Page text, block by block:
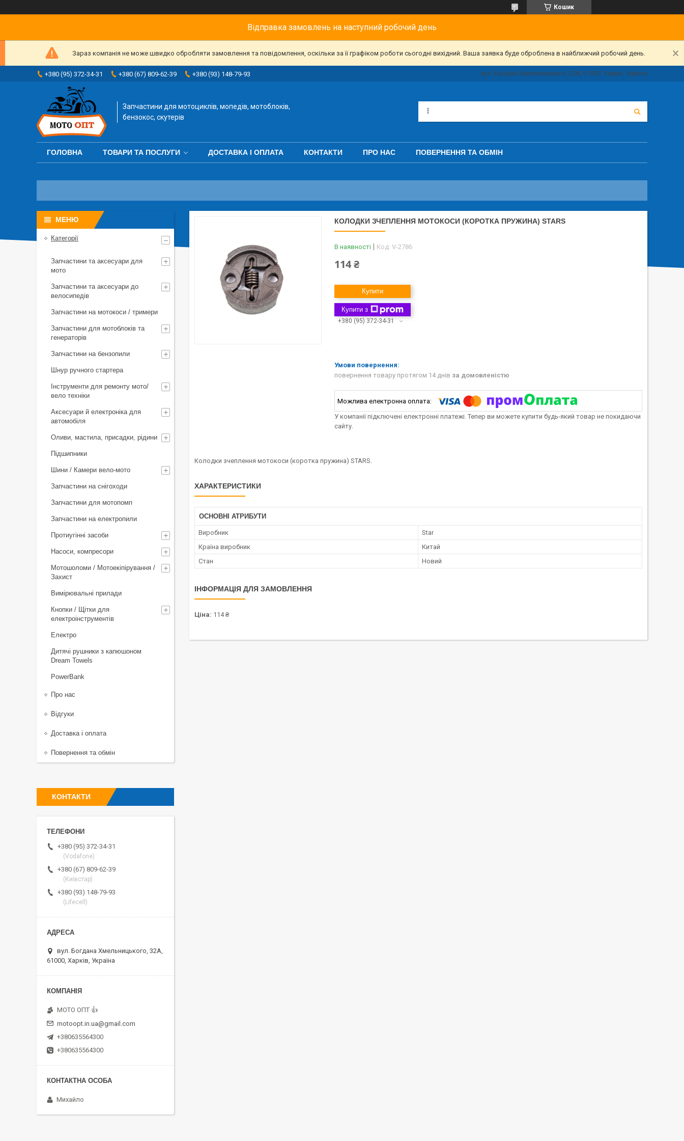
Кошик
Відправка замовлень на наступний робочий день
Зараз компанія не може швидко обробляти замовлення та повідомлення, оскільки за її графіком роботи сьогодні вихідний. Ваша заявка буде оброблена в найближчий робочий день.
+380 (95) 372-34-31 +380 (67) 809-62-39 +380 (93) 148-79-93 вул. Богдана Хмельницького, 32А, 61000, Харків, Україна
Запчастини для мотоциклів, мопедів, мотоблоків,
бензокос, скутерів
ГОЛОВНА ТОВАРИ ТА ПОСЛУГИ ДОСТАВКА І ОПЛАТА КОНТАКТИ ПРО НАС ПОВЕРНЕННЯ ТА ОБМІН
КОЛОДКИ ЗЧЕПЛЕННЯ МОТОКОСИ (КОРОТКА ПРУЖИНА) STARS
В наявності Код: V-2786
114 ₴
Купити
Купити з
+380 (95) 372-34-31
повернення товару протягом 14 днів за домовленістю
У компанії підключені електронні платежі. Тепер ви можете купити будь-який товар не покидаючи
сайту.
Колодки зчеплення мотокоси (коротка пружина) STARS.
ХАРАКТЕРИСТИКИ
ОСНОВНІ АТРИБУТИ
Виробник
Star
Країна виробник
Китай
Стан
Новий
ІНФОРМАЦІЯ ДЛЯ ЗАМОВЛЕННЯ
Ціна: 114 ₴
Категорії
Запчастини та аксесуари для
мото
Запчастини та аксесуари до
велосипедів
Запчастини на мотокоси / тримери
Запчастини для мотоблоків та
генераторів
Запчастини на бензопили
Шнур ручного стартера
Інструменти для ремонту мото/
вело техніки
Аксесуари й електроніка для
автомобіля
Оливи, мастила, присадки, рідини
Підшипники
Шини / Камери вело-мото
Запчастини на снігоходи
Запчастини для мотопомп
Запчастини на електропили
Протиугінні засоби
Насоси, компресори
Мотошоломи / Мотоекіпірування /
Захист
Вимірювальні прилади
Кнопки / Щітки для
електроінструментів
Електро
Дитячі рушники з капюшоном
Dream Towels
PowerBank
Про нас
Відгуки
Доставка і оплата
Повернення та обмін
КОНТАКТИ
+380 (95) 372-34-31
(Vodafone)
+380 (67) 809-62-39
(Київстар)
+380 (93) 148-79-93
(Lifecell)
вул. Богдана Хмельницького, 32А,
61000, Харків, Україна
MOTO OПT 👍
motoopt.in.ua@gmail.com
+380635564300
+380635564300
Михайло